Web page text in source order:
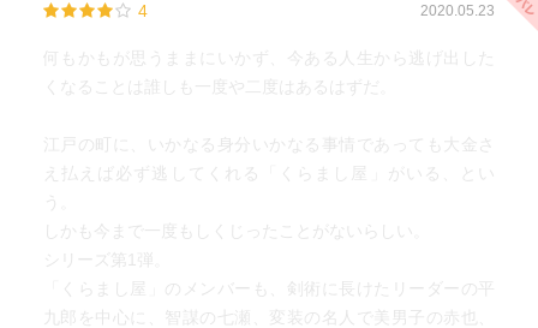
4 2020.05.23
何もかもが思うままにいかず、今ある人生から逃げ出した
くなることは誰しも一度や二度はあるはずだ。
江戸の町に、いかなる身分いかなる事情であっても大金さ
え払えば必ず逃してくれる「くらまし屋」がいる、とい
う。
しかも今まで一度もしくじったことがないらしい。
シリーズ第1弾。
「くらまし屋」のメンバーも、剣術に長けたリーダーの平
九郎を中心に、智謀の七瀬、変装の名人で美男子の赤也、